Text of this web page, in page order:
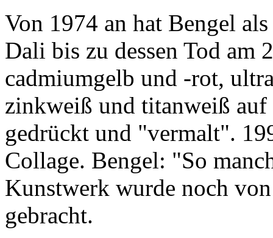
Von 1974 an hat Bengel
Dali bis zu dessen Tod am
cadmiumgelb und -rot,
zinkweiß und titanweiß
gedrückt und "vermalt".
Collage. Bengel: "So
Kunstwerk wurde noch
gebracht.